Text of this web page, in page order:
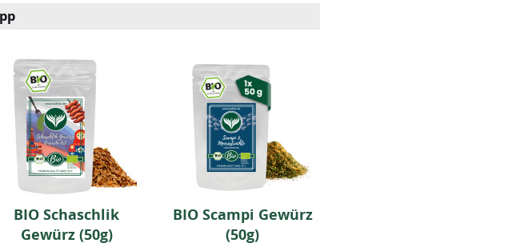
BIO Schaschlik
Gewürz (50g)
BIO Scampi Gewürz
(50g)